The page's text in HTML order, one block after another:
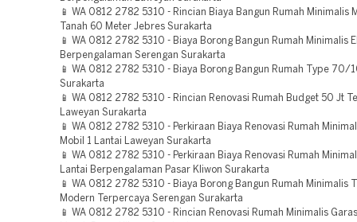
📱 WA 0812 2782 5310 - Rincian Biaya Bangun Rumah Minimalis
Tanah 60 Meter Jebres Surakarta
📱 WA 0812 2782 5310 - Biaya Borong Bangun Rumah Minimalis
Berpengalaman Serengan Surakarta
📱 WA 0812 2782 5310 - Biaya Borong Bangun Rumah Type 70/
Surakarta
📱 WA 0812 2782 5310 - Rincian Renovasi Rumah Budget 50 Jt
Laweyan Surakarta
📱 WA 0812 2782 5310 - Perkiraan Biaya Renovasi Rumah
Mobil 1 Lantai Laweyan Surakarta
📱 WA 0812 2782 5310 - Perkiraan Biaya Renovasi Rumah
Lantai Berpengalaman Pasar Kliwon Surakarta
📱 WA 0812 2782 5310 - Biaya Borong Bangun Rumah Minimalis
Modern Terpercaya Serengan Surakarta
📱 WA 0812 2782 5310 - Rincian Renovasi Rumah Minimalis